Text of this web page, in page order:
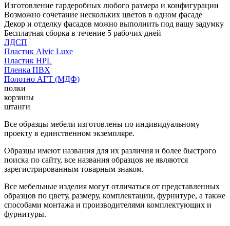
Изготовление гардеробных любого размера и конфигурации
Возможно сочетание нескольких цветов в одном фасаде
Декор и отделку фасадов можно выполнить под вашу задумку
Бесплатная сборка в течение 5 рабочих дней
ЛДСП
Пластик Alvic Luxe
Пластик HPL
Пленка ПВХ
Полотно АГТ (МДФ)
полки
корзины
штанги
Все образцы мебели изготовлены по индивидуальному
проекту в единственном экземпляре.
Образцы имеют названия для их различия и более быстрого
поиска по сайту, все названия образцов не являются
зарегистрированным товарным знаком.
Все мебельные изделия могут отличаться от представленных
образцов по цвету, размеру, комплектации, фурнитуре, а также
способами монтажа и производителями комплектующих и
фурнитуры.